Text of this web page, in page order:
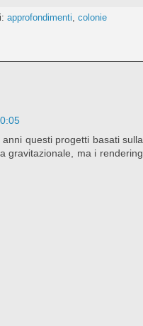
approfondimenti ,colonie
questi progetti basati sulla
gravitazionale, ma i rendering